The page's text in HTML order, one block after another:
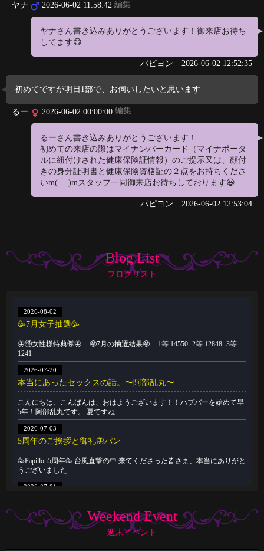
ヤナ 2026-06-02 11:58:42 編集
ヤナさん書き込みありがとうございます！御来店お待ち
してます😄
パピヨン 2026-06-02 12:52:35
初めてですが明日1部で、お伺いしたいと思います
るー 2026-06-02 00:00:00 編集
るーさん書き込みありがとうございます！
初めての来店の際はマイナンバーカード（マイナポータ
ルに紐付けされた健康保険証情報）のご提示又は、顔付
きの身分証明書と健康保険資格証の２点をお持ちくださ
いm(_ _)mスタッフ一同御来店お待ちしております😆
パピヨン 2026-06-02 12:53:04
Blog List
ブログリスト
2026-08-02
🥳7月女子抽選🥳
🦋🉐女性様特典🉐🦋 🤩7月の抽選結果🤩 1等 14550 2等 12848 3等
1241
2026-07-20
本当にあったセックスの話。〜阿部乱丸〜
こんにちは、こんばんは、おはようございます！！ハプバーを始めて早
5年！阿部乱丸です。 夏ですね
2026-07-03
5周年のご挨拶と御礼🦋パン
🥳Papillon5周年🥳 台風直撃の中 来てくださった皆さま、本当にありがと
うございました
2026-07-01
🦋🉐女性様特典🉐🦋 🤩6月の抽選結果🤩 1等 11822 2等 7274 3等
Weekend Event
週末イベント